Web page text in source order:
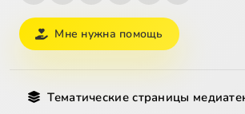
Мне нужна помощь
Тематические страницы